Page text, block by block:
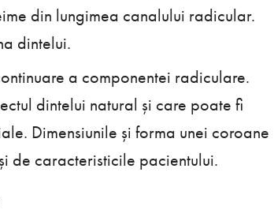
din lungimea canalului radicular.
dintelui.
a componentei radiculare.
dintelui natural și care poate fi
Dimensiunile și forma unei coroane
de caracteristicile pacientului.